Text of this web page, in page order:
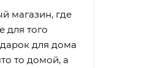
магазин, где
для того
для дома
то домой, а